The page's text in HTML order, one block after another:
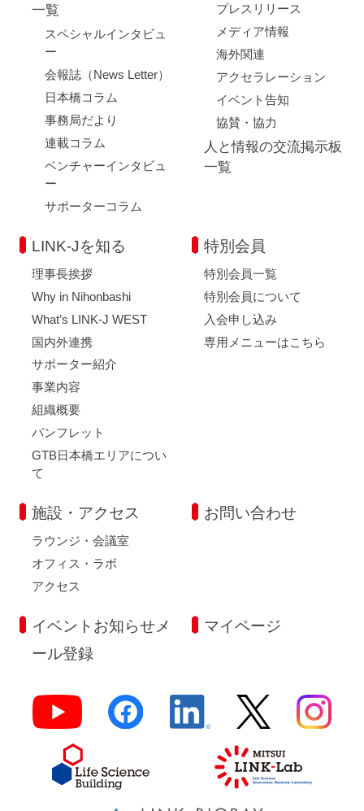
一覧
スペシャルインタビュ
ー
会報誌（News Letter）
日本橋コラム
事務局だより
連載コラム
ベンチャーインタビュ
ー
サポーターコラム
プレスリリース
メディア情報
海外関連
アクセラレーション
イベント告知
協賛・協力
人と情報の交流掲示板
一覧
LINK-Jを知る
理事長挨拶
Why in Nihonbashi
What’s LINK-J WEST
国内外連携
サポーター紹介
事業内容
組織概要
パンフレット
GTB日本橋エリアについ
て
特別会員
特別会員一覧
特別会員について
入会申し込み
専用メニューはこちら
施設・アクセス
ラウンジ・会議室
オフィス・ラボ
アクセス
お問い合わせ
イベントお知らせメ
ール登録
マイページ